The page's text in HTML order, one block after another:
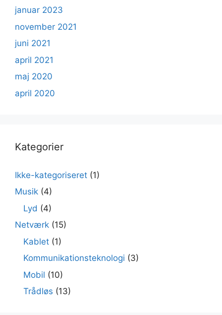
januar 2023
november 2021
juni 2021
april 2021
maj 2020
april 2020
Kategorier
Ikke-kategoriseret (1)
Musik (4)
Lyd (4)
Netværk (15)
Kablet (1)
Kommunikationsteknologi (3)
Mobil (10)
Trådløs (13)